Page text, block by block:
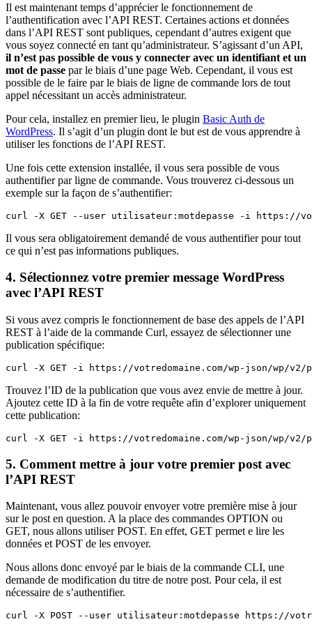
Il est maintenant temps d’apprécier le fonctionnement de
l’authentification avec l’API REST. Certaines actions et données
dans l’API REST sont publiques, cependant d’autres exigent que
vous soyez connecté en tant qu’administrateur. S’agissant d’un API,
il n’est pas possible de vous y connecter avec un identifiant et un
mot de passe par le biais d’une page Web. Cependant, il vous est
possible de le faire par le biais de ligne de commande lors de tout
appel nécessitant un accès administrateur.
Pour cela, installez en premier lieu, le plugin Basic Auth de
WordPress. Il s’agit d’un plugin dont le but est de vous apprendre à
utiliser les fonctions de l’API REST.
Une fois cette extension installée, il vous sera possible de vous
authentifier par ligne de commande. Vous trouverez ci-dessous un
exemple sur la façon de s’authentifier:
curl -X GET --user utilisateur:motdepasse -i https://
Il vous sera obligatoirement demandé de vous authentifier pour tout
ce qui n’est pas informations publiques.
4. Sélectionnez votre premier message WordPress
avec l’API REST
Si vous avez compris le fonctionnement de base des appels de l’API
REST à l’aide de la commande Curl, essayez de sélectionner une
publication spécifique:
curl -X GET -i https://votredomaine.com/wp-json/wp/v2/
Trouvez l’ID de la publication que vous avez envie de mettre à jour.
Ajoutez cette ID à la fin de votre requête afin d’explorer uniquement
cette publication:
curl -X GET -i https://votredomaine.com/wp-json/wp/v2/
5. Comment mettre à jour votre premier post avec
l’API REST
Maintenant, vous allez pouvoir envoyer votre première mise à jour
sur le post en question. A la place des commandes OPTION ou
GET, nous allons utiliser POST. En effet, GET permet e lire les
données et POST de les envoyer.
Nous allons donc envoyé par le biais de la commande CLI, une
demande de modification du titre de notre post. Pour cela, il est
nécessaire de s’authentifier.
curl -X POST --user utilisateur:motdepasse https://